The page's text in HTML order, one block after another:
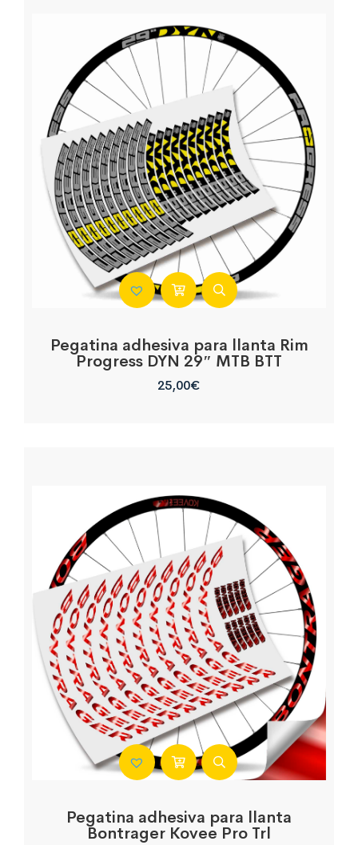
Pegatina adhesiva para llanta Rim
Progress DYN 29″ MTB BTT
25,00€
Pegatina adhesiva para llanta
Bontrager Kovee Pro Trl